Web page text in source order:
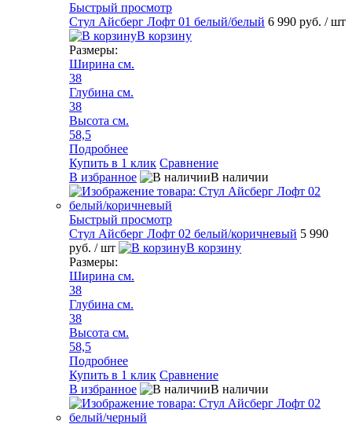
Быстрый просмотр
Стул Айсберг Лофт 01 белый/белый 6 990 руб. / шт
В корзину
Размеры:
Ширина см.
38
Глубина см.
38
Высота см.
58,5
Подробнее
Купить в 1 клик Сравнение
В избранное
В наличии
Быстрый просмотр
Стул Айсберг Лофт 02 белый/коричневый 5 990
руб. / шт
В корзину
Размеры:
Ширина см.
38
Глубина см.
38
Высота см.
58,5
Подробнее
Купить в 1 клик Сравнение
В избранное
В наличии